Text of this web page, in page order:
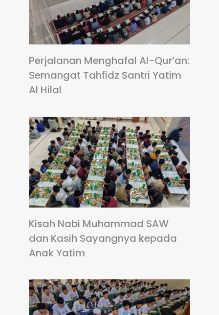
Perjalanan Menghafal Al-Qur’an:
Semangat Tahfidz Santri Yatim
Al Hilal
Kisah Nabi Muhammad SAW
dan Kasih Sayangnya kepada
Anak Yatim